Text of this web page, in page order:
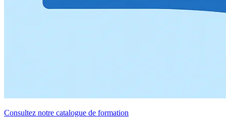
Consultez notre catalogue de formation